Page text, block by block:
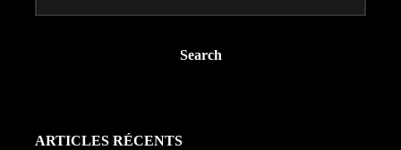
Search
ARTICLES RÉCENTS